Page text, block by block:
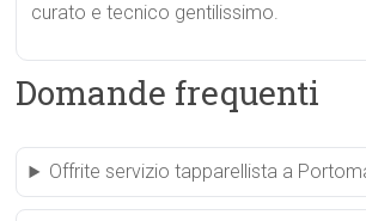
curato e tecnico gentilissimo.
Domande frequenti
Offrite servizio tapparellista a